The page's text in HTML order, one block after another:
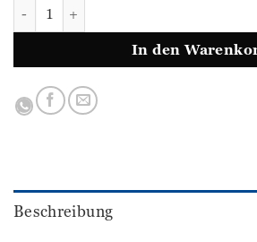
Fehlerfrei Englisch - Das
In den
Beschreibung